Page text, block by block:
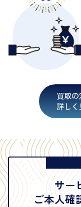
買取
詳しく
サー
ご本人確